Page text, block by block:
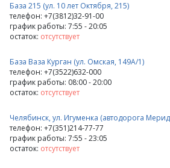
База 215 (ул. 10 лет Октября, 215)
телефон: +7(3812)32-91-00
график работы: 7:55 - 20:05
остаток: отсутствует
База Ваза Курган (ул. Омская, 149А/1)
телефон: +7(3522)632-000
график работы: 08:00 - 20:00
остаток: отсутствует
Челябинск, ул. Игуменка (автодорога
телефон: +7(351)214-77-77
график работы: 7:55 - 23:05
остаток: отсутствует